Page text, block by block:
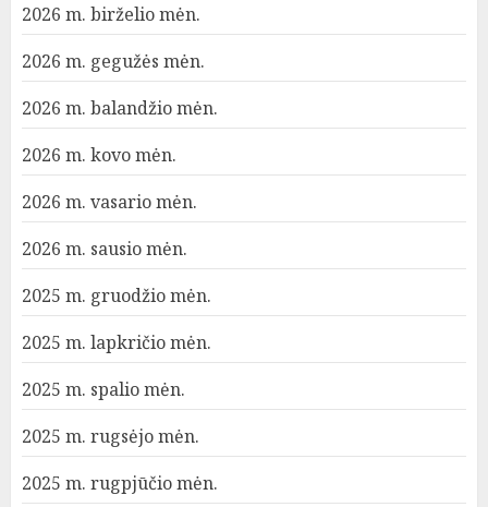
2026 m. birželio mėn.
2026 m. gegužės mėn.
2026 m. balandžio mėn.
2026 m. kovo mėn.
2026 m. vasario mėn.
2026 m. sausio mėn.
2025 m. gruodžio mėn.
2025 m. lapkričio mėn.
2025 m. spalio mėn.
2025 m. rugsėjo mėn.
2025 m. rugpjūčio mėn.